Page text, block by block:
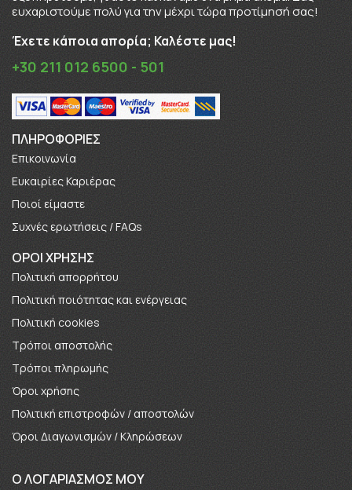
ευχαριστούμε πολύ για την μέχρι τώρα προτίμησή σας!
Έχετε κάποια απορία; Καλέστε μας!
+30 211 012 6500 - 501
ΠΛΗΡΟΦΟΡΊΕΣ
Επικοινωνία
Ευκαιρίες Καριέρας
Πoιοί είμαστε
Συχνές ερωτήσεις / FAQs
ΟΡΟΙ ΧΡΗΣΗΣ
Πολιτική απορρήτου
Πολιτική ποιότητας και ενέργειας
Πολιτική cookies
Τρόποι αποστολής
Τρόποι πληρωμής
Όροι χρήσης
Πολιτική επιστροφών / αποστολών
Όροι Διαγωνισμών / Κληρώσεων
O ΛΟΓΑΡΙΑΣΜΟΣ ΜΟΥ